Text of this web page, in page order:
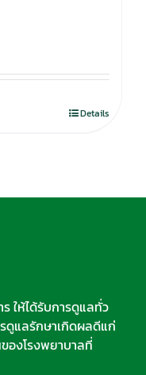
Details
ให้ได้รับการดูแลทั่ว
ดูแลรักษาเกิดผลดีแก่
องโรงพยาบาลที่